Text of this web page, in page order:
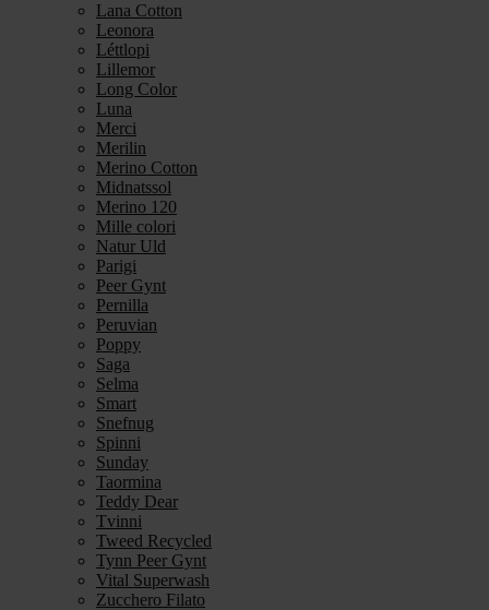
Lana Cotton
Leonora
Léttlopi
Lillemor
Long Color
Luna
Merci
Merilin
Merino Cotton
Midnatssol
Merino 120
Mille colori
Natur Uld
Parigi
Peer Gynt
Pernilla
Peruvian
Poppy
Saga
Selma
Smart
Snefnug
Spinni
Sunday
Taormina
Teddy Dear
Tvinni
Tweed Recycled
Tynn Peer Gynt
Vital Superwash
Zucchero Filato